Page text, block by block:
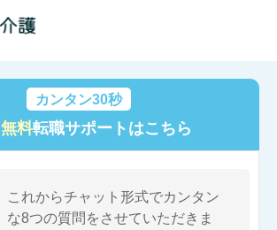
カンタン30秒
無料転職サポートはこちら
これからチャット形式でカンタン
な8つの質問をさせていただきま